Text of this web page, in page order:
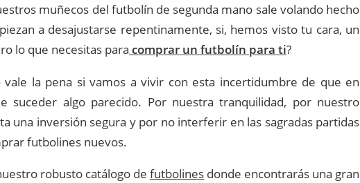
muñecos del futbolín de segunda mano sale volando hecho
a desajustarse repentinamente, si, hemos visto tu cara, un
lo que necesitas para comprar un futbolín para ti?
la pena si vamos a vivir con esta incertidumbre de que en
suceder algo parecido. Por nuestra tranquilidad, por nuestro
una inversión segura y por no interferir en las sagradas partidas
futbolines nuevos.
robusto catálogo de futbolines donde encontrarás una gran